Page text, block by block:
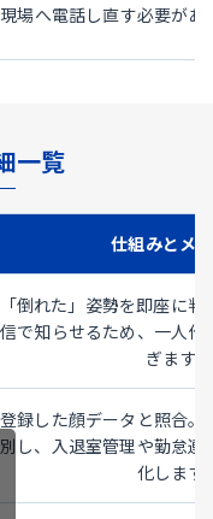
現場へ電話し直す必要があ
一覧
仕組みとメ
倒れた」姿勢を即座に判
で知らせるため、一人
ぎます。
録した顔データと照合
し、入退室管理や勤怠
化します